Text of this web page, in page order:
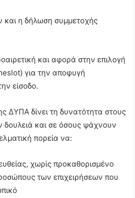
και η δήλωση συμμετοχής
και αφορά στην επιλογή
για την αποφυγή
είσοδο.
ΔΥΠΑ δίνει τη δυνατότητα στους
δουλειά και σε όσους ψάχνουν
πορεία να:
χωρίς προκαθορισμένο
των επιχειρήσεων που